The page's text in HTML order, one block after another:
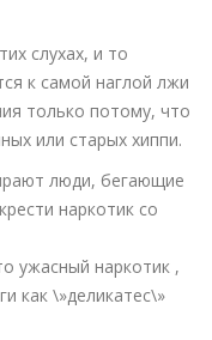
слухах, и то
к самой наглой лжи
только потому, что
или старых хиппи.
люди, бегающие
наркотик со
ужасный наркотик ,
как \»деликатес\»